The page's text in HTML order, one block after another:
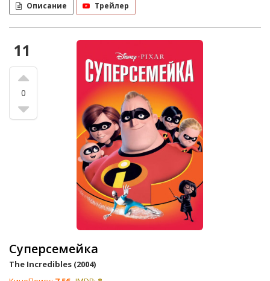
Описание Трейлер
11
0
Суперсемейка
The Incredibles (2004)